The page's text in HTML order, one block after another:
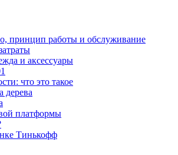
принцип работы и обслуживание
и аксессуары
что это такое
дерева
платформы
Тинькофф